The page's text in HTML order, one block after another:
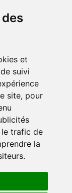
et
suivi
site, pour
le trafic de
la